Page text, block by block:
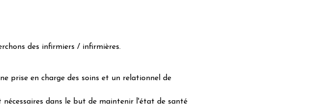
des infirmiers / infirmières.
prise en charge des soins et un relationnel de
nécessaires dans le but de maintenir l'état de santé